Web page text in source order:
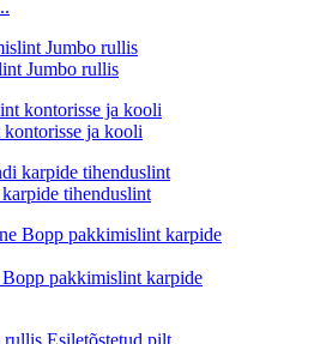
Jumbo rullis
ja kooli
tihenduslint
pakkimislint karpide